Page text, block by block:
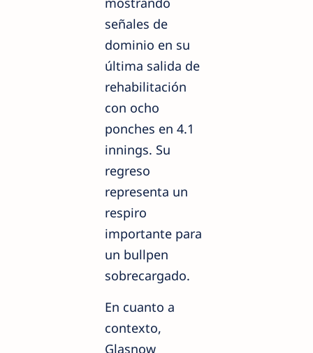
señales de
dominio en su
última salida de
rehabilitación
con ocho
ponches en 4.1
innings. Su
regreso
representa un
respiro
importante para
un bullpen
sobrecargado.
En cuanto a
contexto,
Glasnow